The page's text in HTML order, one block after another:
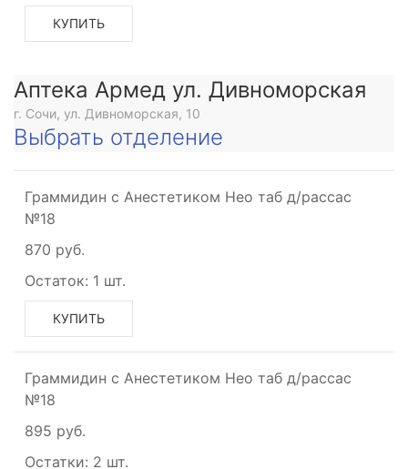
КУПИТЬ
Аптека Армед ул. Дивноморская
г. Сочи, ул. Дивноморская, 10
Выбрать отделение
Граммидин с Анестетиком Нео таб д/рассас
№18
870 руб.
Остаток: 1 шт.
КУПИТЬ
Граммидин с Анестетиком Нео таб д/рассас
№18
895 руб.
Остатки: 2 шт.